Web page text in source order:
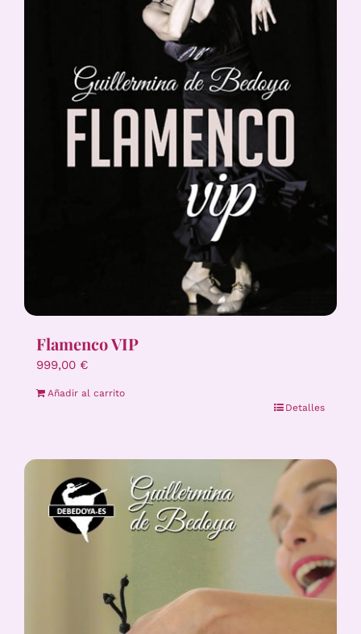
Flamenco VIP
999,00 €
Añadir al carrito
Detalles